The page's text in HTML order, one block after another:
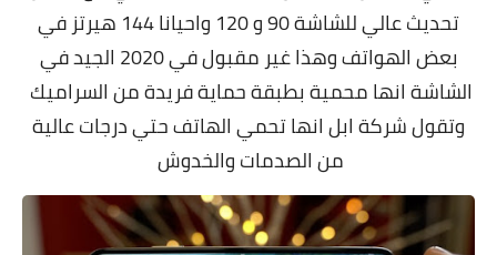
تحديث عالي للشاشة 90 و 120 واحيانا 144 هيرتز في
بعض الهواتف وهذا غير مقبول في 2020 الجيد في
الشاشة انها محمية بطبقة حماية فريدة من السراميك
وتقول شركة ابل انها تحمي الهاتف حتي درجات عالية
من الصدمات والخدوش